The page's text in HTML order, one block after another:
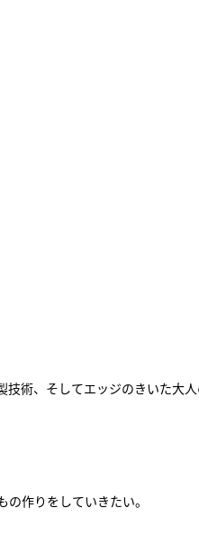
術、そしてエッジのきいた大人
作りをしていきたい。